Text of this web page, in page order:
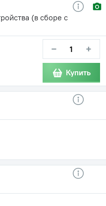
(в сборе с
− +
Купить